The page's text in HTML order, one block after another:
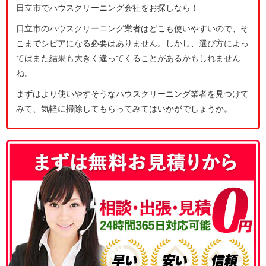
日立市でハウスクリーニング会社をお探しなら！
日立市のハウスクリーニング業者はどこも使いやすいので、そ
こまでシビアになる必要はありません。しかし、選び方によっ
てはまた結果も大きく違ってくることがあるかもしれません
ね。
まずはより使いやすそうなハウスクリーニング業者を見つけて
みて、気軽に掃除してもらってみてはいかがでしょうか。